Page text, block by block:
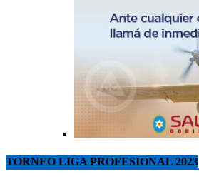
TORNEO LIGA PROFESIONAL 2023